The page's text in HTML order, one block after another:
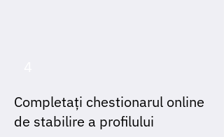
Completați chestionarul online
de stabilire a profilului